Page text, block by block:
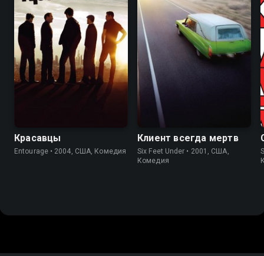
Красавцы
Entourage • 2004, США, Комедия
7.9
Клиент всегда мертв
Six Feet Under • 2001, США,
Комедия